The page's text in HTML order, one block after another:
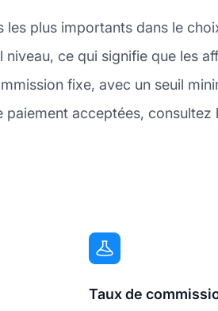
plus importants dans le
niveau, ce qui signifie que les
fixe, avec un seuil
acceptées,
Taux de